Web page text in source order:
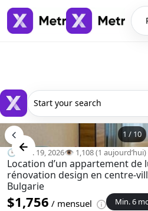
Start your search
1 / 10
🕒 janv. 19, 2026👁️ 1,108 (1 aujourd’hui)
Location d’un appartement de
rénovation design en centre-
Bulgarie
$1,756 / mensuel Min. 6